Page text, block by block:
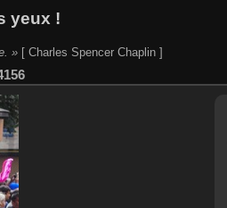
yeux !
»[ Charles Spencer Chaplin ]